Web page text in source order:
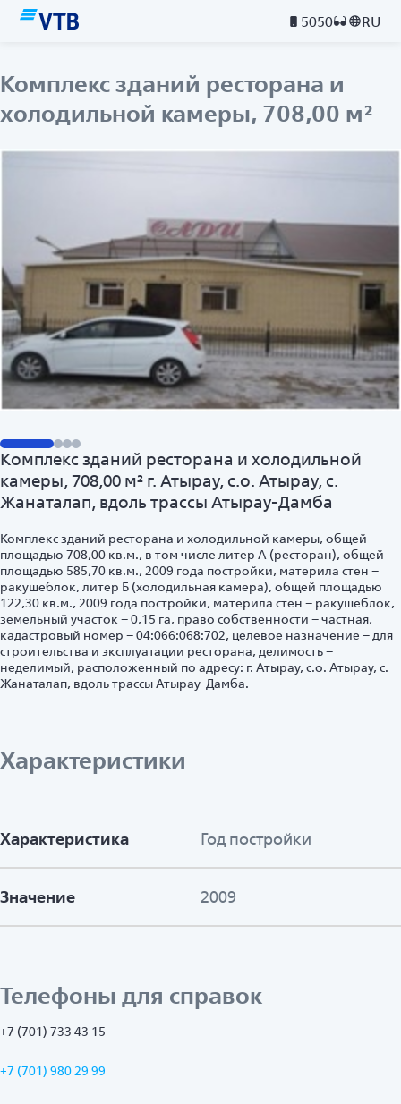
5050 RU
Комплекс зданий ресторана и
холодильной камеры, 708,00 м²
Комплекс зданий ресторана и холодильной
камеры, 708,00 м² г. Атырау, с.о. Атырау, с.
Жанаталап, вдоль трассы Атырау-Дамба
Комплекс зданий ресторана и холодильной камеры, общей
площадью 708,00 кв.м., в том числе литер А (ресторан), общей
площадью 585,70 кв.м., 2009 года постройки, материла стен –
ракушеблок, литер Б (холодильная камера), общей площадью
122,30 кв.м., 2009 года постройки, материла стен – ракушеблок,
земельный участок – 0,15 га, право собственности – частная,
кадастровый номер – 04:066:068:702, целевое назначение – для
строительства и эксплуатации ресторана, делимость –
неделимый, расположенный по адресу: г. Атырау, с.о. Атырау, с.
Жанаталап, вдоль трассы Атырау-Дамба.
Характеристики
Характеристика
Значение
Год постройки
2009
Телефоны для справок
+7 (701) 733 43 15
+7 (701) 980 29 99